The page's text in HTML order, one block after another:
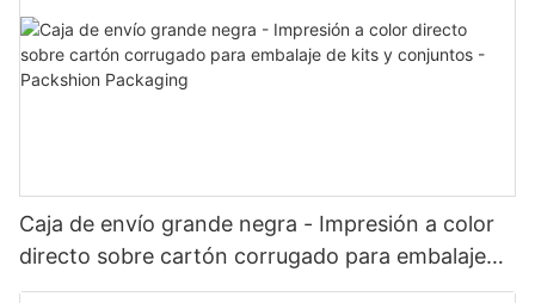
Caja de envío grande negra - Impresión a color
directo sobre cartón corrugado para embalaje
de kits y conjuntos - Packshion Packaging